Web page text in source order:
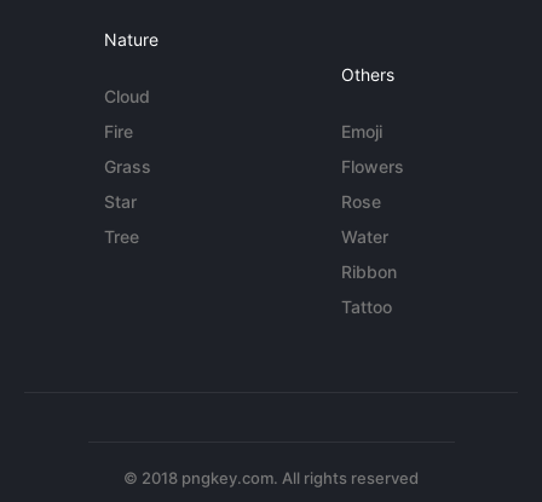
Nature
Cloud
Fire
Grass
Star
Tree
Others
Emoji
Flowers
Rose
Water
Ribbon
Tattoo
© 2018 pngkey.com. All rights reserved